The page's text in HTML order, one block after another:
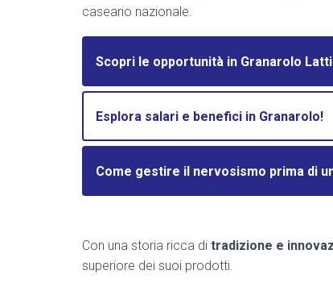
caseario nazionale.
Scopri le opportunità in Granarolo
Esplora salari e benefici in Granarolo!
Come gestire il nervosismo prima di
Con una storia ricca di tradizione e
superiore dei suoi prodotti.